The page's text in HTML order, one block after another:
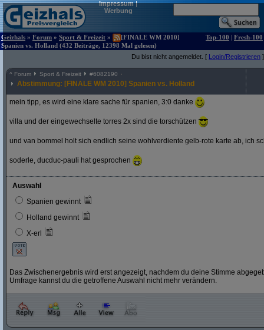
Impressum|
Werbung
Geizhals » Forum » Sport & Freizeit »
[FINALE WM 2010]
Spanien vs. Holland (432 Beiträge, 12398 Mal gelesen)
Top-100 | Fresh-100
Du bist nicht angemeldet. [ Login/Registrieren ]
^ Forum Sport & Freizeit #6082190
Abstimmung: [FINALE WM 2010] Spanien vs. Holland
mein tipp, es wird eine klare sache für spanien, 3:0 danke
villa und der eingewechselte torres 2x sind die torschützen
und van bommel holt sich endlich seine wohlverdiente gelb-rote karte ab, ich
soderle, ducduc-pauli hat gesprochen
Auswahl
Spanien gewinnt
Holland gewinnt
X-erl
Das Zwischenergebnis wird erst angezeigt, nachdem du deine Stimme
Umfrage kannst du die getroffene Auswahl nicht mehr verändern.